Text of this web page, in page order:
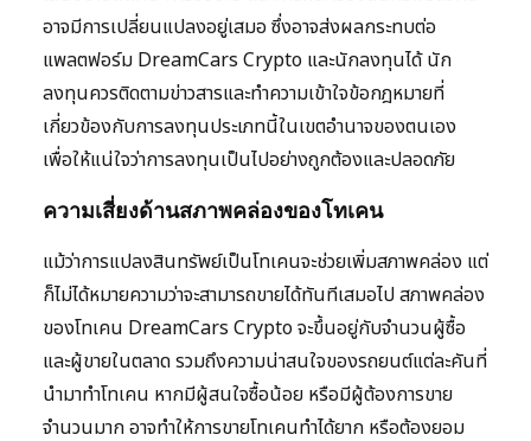
อาจมีการเปลี่ยนแปลงอยู่เสมอ ซึ่งอาจส่งผลกระทบต่อ
แพลตฟอร์ม DreamCars Crypto และนักลงทุนได้ นัก
ลงทุนควรติดตามข่าวสารและทำความเข้าใจข้อกฎหมายที่
เกี่ยวข้องกับการลงทุนประเภทนี้ในเขตอำนาจของตนเอง
เพื่อให้แน่ใจว่าการลงทุนเป็นไปอย่างถูกต้องและปลอดภัย
ความเสี่ยงด้านสภาพคล่องของโทเคน
แม้ว่าการแปลงสินทรัพย์เป็นโทเคนจะช่วยเพิ่มสภาพคล่อง แต่
ก็ไม่ได้หมายความว่าจะสามารถขายได้ทันทีเสมอไป สภาพคล่อง
ของโทเคน DreamCars Crypto จะขึ้นอยู่กับจำนวนผู้ซื้อ
และผู้ขายในตลาด รวมถึงความน่าสนใจของรถยนต์แต่ละคันที่
นำมาทำโทเคน หากมีผู้สนใจซื้อน้อย หรือมีผู้ต้องการขาย
จำนวนมาก อาจทำให้การขายโทเคนทำได้ยาก หรือต้องยอม